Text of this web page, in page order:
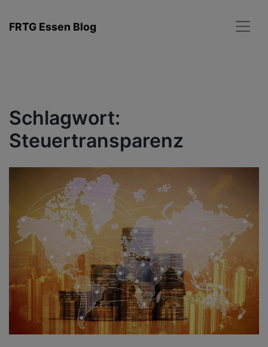
Inhalt
FRTG Essen Blog
Schlagwort:
Steuertransparenz